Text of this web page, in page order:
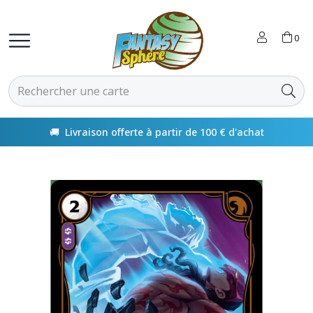
0
🚚 Livraison offerte à partir de 100 € d'achat